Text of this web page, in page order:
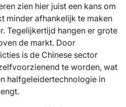
zien hier juist een kans om
minder afhankelijk te maken
Tegelijkertijd hangen er grote
de markt. Door
is de Chinese sector
te worden, wat
halfgeleidertechnologie in